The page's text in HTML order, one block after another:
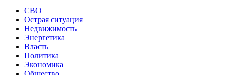
СВО
Острая ситуация
Недвижимость
Энергетика
Власть
Политика
Экономика